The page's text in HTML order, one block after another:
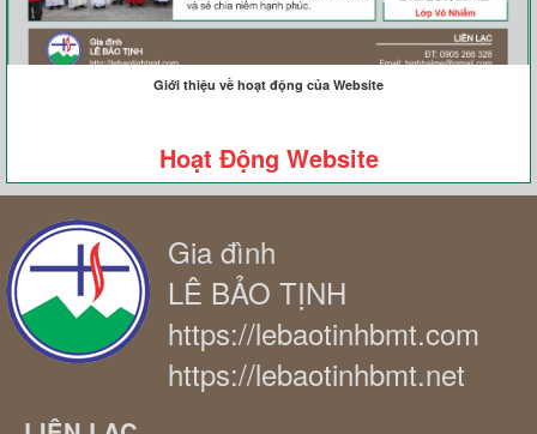
Giới thiệu về hoạt động của Website
Hoạt Động Website
Gia đình
LÊ BẢO TỊNH
https://lebaotinhbmt.com
https://lebaotinhbmt.net